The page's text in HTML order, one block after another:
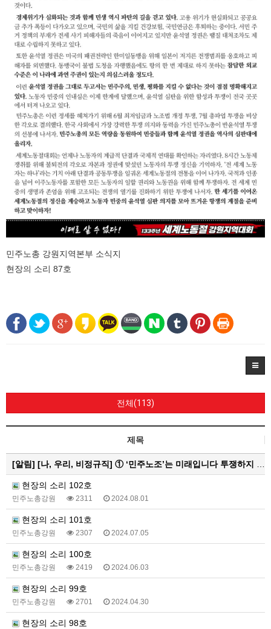
민주노총 강원지역본부 소식지
현장의 소리 87호
전체(113)
제목
[알림] [나, 우리, 비정규직] ① ‘민주노조’는 미래입니다 투쟁하지 않으면 쟁취하지 못합니다
현장의 소리 102호
민주노총강원 2311 2024.08.01
현장의 소리 101호
민주노총강원 2307 2024.07.05
현장의 소리 100호
민주노총강원 2419 2024.06.03
현장의 소리 99호
민주노총강원 2701 2024.04.30
현장의 소리 98호